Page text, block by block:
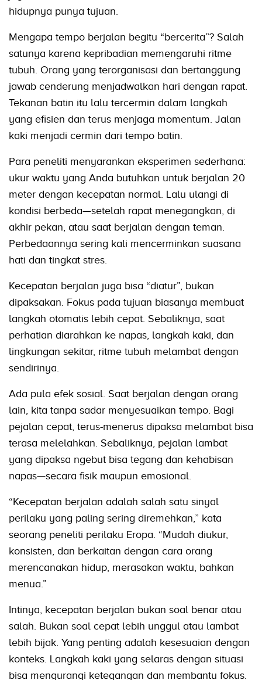
hidupnya punya tujuan.
Mengapa tempo berjalan begitu “bercerita”? Salah
satunya karena kepribadian memengaruhi ritme
tubuh. Orang yang terorganisasi dan bertanggung
jawab cenderung menjadwalkan hari dengan rapat.
Tekanan batin itu lalu tercermin dalam langkah
yang efisien dan terus menjaga momentum. Jalan
kaki menjadi cermin dari tempo batin.
Para peneliti menyarankan eksperimen sederhana:
ukur waktu yang Anda butuhkan untuk berjalan 20
meter dengan kecepatan normal. Lalu ulangi di
kondisi berbeda—setelah rapat menegangkan, di
akhir pekan, atau saat berjalan dengan teman.
Perbedaannya sering kali mencerminkan suasana
hati dan tingkat stres.
Kecepatan berjalan juga bisa “diatur”, bukan
dipaksakan. Fokus pada tujuan biasanya membuat
langkah otomatis lebih cepat. Sebaliknya, saat
perhatian diarahkan ke napas, langkah kaki, dan
lingkungan sekitar, ritme tubuh melambat dengan
sendirinya.
Ada pula efek sosial. Saat berjalan dengan orang
lain, kita tanpa sadar menyesuaikan tempo. Bagi
pejalan cepat, terus-menerus dipaksa melambat bisa
terasa melelahkan. Sebaliknya, pejalan lambat
yang dipaksa ngebut bisa tegang dan kehabisan
napas—secara fisik maupun emosional.
“Kecepatan berjalan adalah salah satu sinyal
perilaku yang paling sering diremehkan,” kata
seorang peneliti perilaku Eropa. “Mudah diukur,
konsisten, dan berkaitan dengan cara orang
merencanakan hidup, merasakan waktu, bahkan
menua.”
Intinya, kecepatan berjalan bukan soal benar atau
salah. Bukan soal cepat lebih unggul atau lambat
lebih bijak. Yang penting adalah kesesuaian dengan
konteks. Langkah kaki yang selaras dengan situasi
bisa mengurangi ketegangan dan membantu fokus.